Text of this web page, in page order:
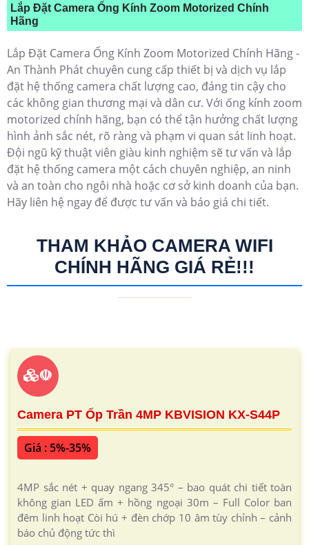
Lắp Đặt Camera Ống Kính Zoom Motorized Chính
Hãng
Lắp Đặt Camera Ống Kính Zoom Motorized Chính Hãng -
An Thành Phát chuyên cung cấp thiết bị và dịch vụ lắp
đặt hệ thống camera chất lượng cao, đáng tin cậy cho
các không gian thương mại và dân cư. Với ống kính zoom
motorized chính hãng, bạn có thể tận hưởng chất lượng
hình ảnh sắc nét, rõ ràng và phạm vi quan sát linh hoạt.
Đội ngũ kỹ thuật viên giàu kinh nghiệm sẽ tư vấn và lắp
đặt hệ thống camera một cách chuyên nghiệp, an ninh
và an toàn cho ngôi nhà hoặc cơ sở kinh doanh của bạn.
Hãy liên hệ ngay để được tư vấn và báo giá chi tiết.
THAM KHẢO CAMERA WIFI
CHÍNH HÃNG GIÁ RẺ!!!
☫
Camera PT Ốp Trần 4MP KBVISION KX-S44P
Giá : 5%-35%
4MP sắc nét + quay ngang 345° – bao quát chi tiết toàn
không gian LED ấm + hồng ngoại 30m – Full Color ban
đêm linh hoạt Còi hú + đèn chớp 10 âm tùy chỉnh – cảnh
báo chủ động tức thì